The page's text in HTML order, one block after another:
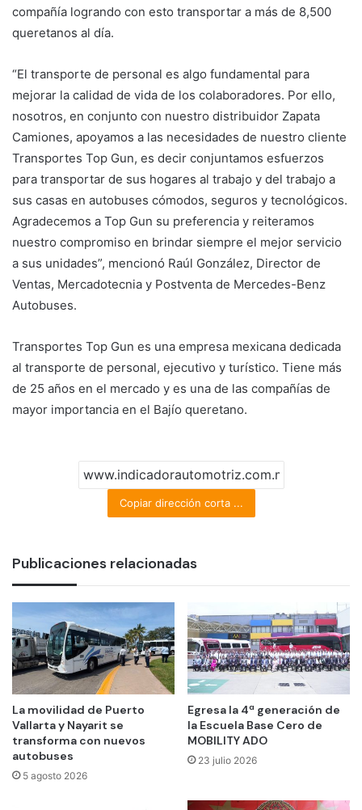
compañía logrando con esto transportar a más de 8,500
queretanos al día.
“El transporte de personal es algo fundamental para
mejorar la calidad de vida de los colaboradores. Por ello,
nosotros, en conjunto con nuestro distribuidor Zapata
Camiones, apoyamos a las necesidades de nuestro cliente
Transportes Top Gun, es decir conjuntamos esfuerzos
para transportar de sus hogares al trabajo y del trabajo a
sus casas en autobuses cómodos, seguros y tecnológicos.
Agradecemos a Top Gun su preferencia y reiteramos
nuestro compromiso en brindar siempre el mejor servicio
a sus unidades”, mencionó Raúl González, Director de
Ventas, Mercadotecnia y Postventa de Mercedes-Benz
Autobuses.
Transportes Top Gun es una empresa mexicana dedicada
al transporte de personal, ejecutivo y turístico. Tiene más
de 25 años en el mercado y es una de las compañías de
mayor importancia en el Bajío queretano.
Copiar dirección corta ...
Publicaciones relacionadas
La movilidad de Puerto
Vallarta y Nayarit se
transforma con nuevos
autobuses
5 agosto 2026
Egresa la 4ª generación de
la Escuela Base Cero de
MOBILITY ADO
23 julio 2026